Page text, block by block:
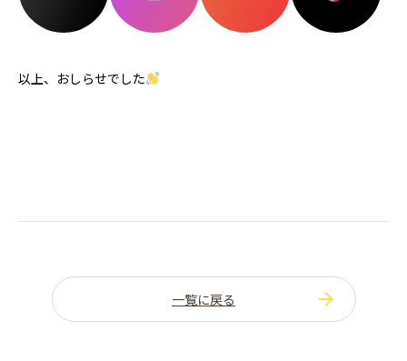
以上、おしらせでした
一覧に戻る